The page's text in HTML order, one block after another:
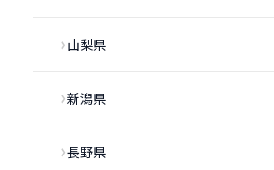
山梨県
新潟県
長野県